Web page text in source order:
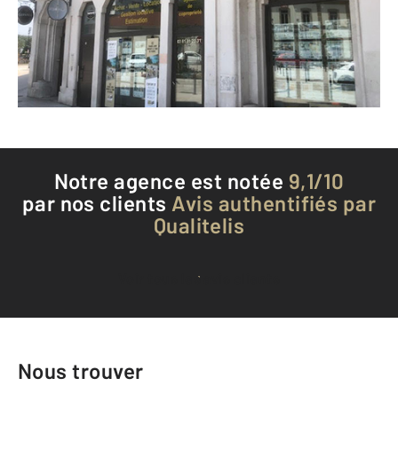
Envoyer un message
Téléphoner à l'agence
Notre agence est notée 9,1/10
par nos clients Avis authentifiés par
Qualitelis
Voir tous les avis clients
Nous trouver